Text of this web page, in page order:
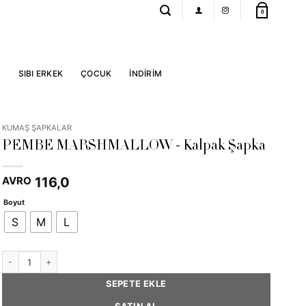
0
SIBI ERKEK ÇOCUK İNDİRİM
KUMAŞ ŞAPKALAR
PEMBE MARSHMALLOW - Kalpak Şapka
AVRO 116,0
Boyut
S M L
PINK MARSHMALLOW - Calpac Hat adet
SEPETE EKLE